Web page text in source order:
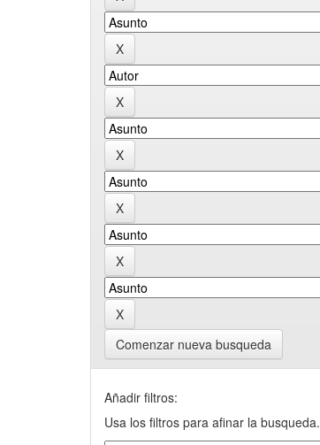
Comenzar nueva busqueda
Añadir filtros:
Usa los filtros para afinar la busqueda.